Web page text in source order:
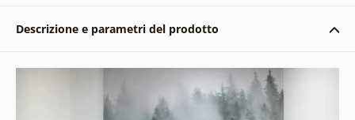
Descrizione e parametri del prodotto